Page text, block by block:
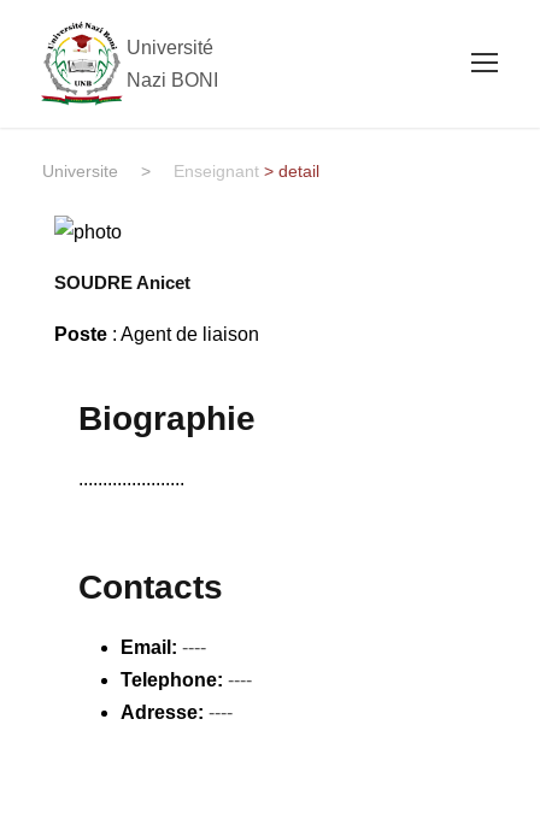
Université
Nazi BONI
Universite > Enseignant > detail
SOUDRE Anicet
Poste: Agent de liaison
Biographie
......................
Contacts
Email: ----
Telephone: ----
Adresse: ----